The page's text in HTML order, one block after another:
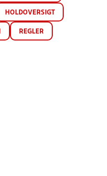
HOLDOVERSIGT
REGLER